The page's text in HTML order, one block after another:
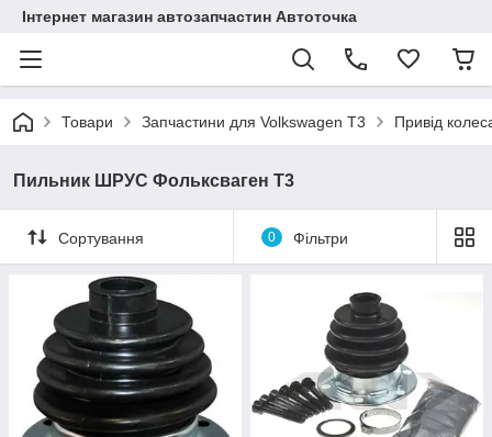
Інтернет магазин автозапчастин Автоточка
Товари Запчастини для Volkswagen T3 Привід
Пильник ШРУС Фольксваген Т3
Сортування 0 Фільтри